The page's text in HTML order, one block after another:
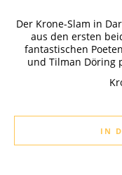
Der Krone-Slam in
aus den ersten
fantastischen
und Tilman Döring
IN